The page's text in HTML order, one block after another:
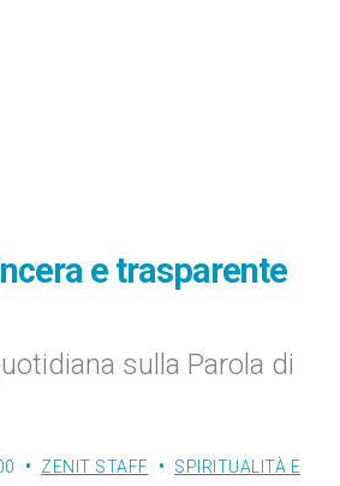
e trasparente
sulla Parola di
ZENIT STAFF
SPIRITUALITÀ E